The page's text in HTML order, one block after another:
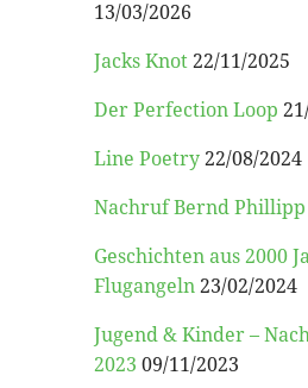
13/03/2026
Jacks Knot 22/11/2025
Der Perfection Loop
Line Poetry 22/08/2024
Nachruf Bernd Phillipp
Geschichten aus 2000
Flugangeln 23/02/2024
Jugend & Kinder –
2023 09/11/2023